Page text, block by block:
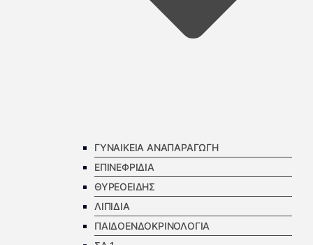
ΓΥΝΑΙΚΕΙΑ ΑΝΑΠΑΡΑΓΩΓΗ
ΕΠΙΝΕΦΡΙΔΙΑ
ΘΥΡΕΟΕΙΔΗΣ
ΛΙΠΙΔΙΑ
ΠΑΙΔΟΕΝΔΟΚΡΙΝΟΛΟΓΙΑ